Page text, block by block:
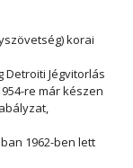
korai
Detroiti Jégvitorlás
re már készen
1962-ben lett